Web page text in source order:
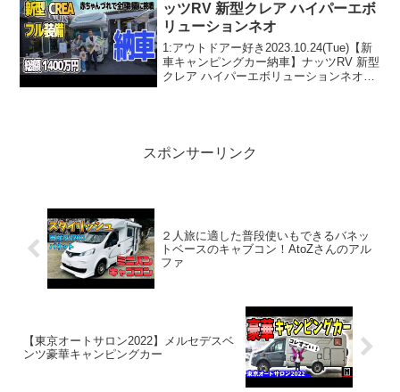
ッツRV 新型クレア ハイパーエボ
リューションネオ
1:アウトドアー好き2023.10.24(Tue)【新
車キャンピングカー納車】ナッツRV 新型
クレア ハイパーエボリューションネオっ
スポンサーリンク
２人旅に適した普段使いもできるバネッ
トベースのキャブコン！AtoZさんのアル
ファ
【東京オートサロン2022】メルセデスベ
ンツ豪華キャンピングカー